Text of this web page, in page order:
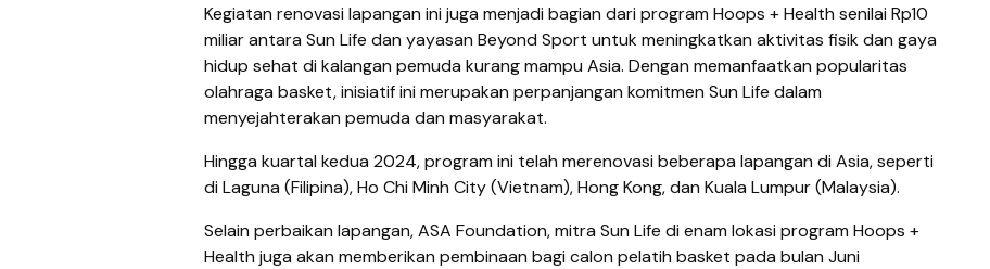
Kegiatan renovasi lapangan ini juga menjadi bagian dari program Hoops + Health senilai Rp10
miliar antara Sun Life dan yayasan Beyond Sport untuk meningkatkan aktivitas fisik dan gaya
hidup sehat di kalangan pemuda kurang mampu Asia. Dengan memanfaatkan popularitas
olahraga basket, inisiatif ini merupakan perpanjangan komitmen Sun Life dalam
menyejahterakan pemuda dan masyarakat.
Hingga kuartal kedua 2024, program ini telah merenovasi beberapa lapangan di Asia, seperti
di Laguna (Filipina), Ho Chi Minh City (Vietnam), Hong Kong, dan Kuala Lumpur (Malaysia).
Selain perbaikan lapangan, ASA Foundation, mitra Sun Life di enam lokasi program Hoops +
Health juga akan memberikan pembinaan bagi calon pelatih basket pada bulan Juni